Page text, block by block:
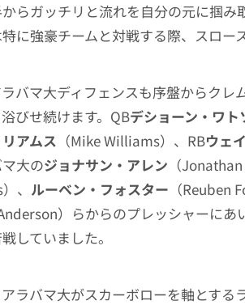
からガッチリと流れを自分の元に掴
に強豪チームと対戦する際、スロー
バマ大ディフェンスも序盤からクレ
びせ続けます。QBデショーン・ワト
アムス （Mike Williams）、RBウェ
大のジョナサン・アレン （Jonathan
、 ルーベン・フォスター （Reuben
Anderson）らからのプレッシャーに
していました。
ラバマ大がスカーボローを軸とする